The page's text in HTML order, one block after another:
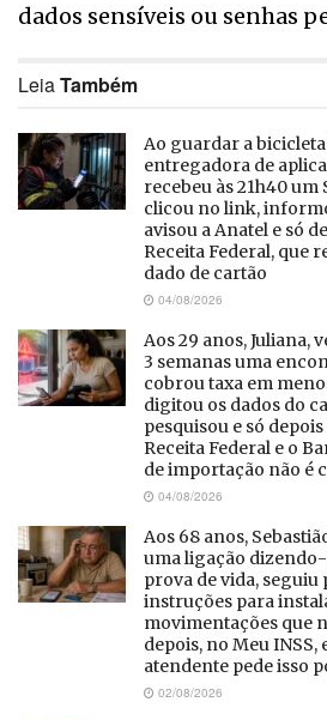
dados sensíveis ou senhas
LeiaTambém
Ao guardar a
entregadora de
recebeu às 21h40
clicou no link,
avisou a Anatel e só
Receita Federal, que
dado de cartão
04/08/2026
Aos 29 anos, Juliana,
3 semanas uma
cobrou taxa em
digitou os dados do
pesquisou e só
Receita Federal e o
de importação não é
04/08/2026
Aos 68 anos,
uma ligação dizendo-
prova de vida, seguiu
instruções para
movimentações que
depois, no Meu
atendente pede isso
02/08/2026